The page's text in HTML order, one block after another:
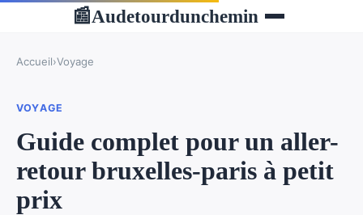
📰Audetourdunchemin
Accueil›Voyage
VOYAGE
Guide complet pour un aller-
retour bruxelles-paris à petit
prix